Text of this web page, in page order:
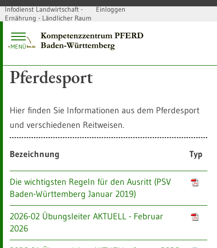
Zum Inhalt springen
Infodienst Landwirtschaft -
Ernährung - Ländlicher Raum
Einloggen
MENÜ
Pferdesport
Hier finden Sie Informationen aus dem Pferdesport
und verschiedenen Reitweisen.
Bezeichnung Typ
Die wichtigsten Regeln für den Ausritt (PSV
Baden-Württemberg Januar 2019)
2026-02 Übungsleiter AKTUELL - Februar
2026